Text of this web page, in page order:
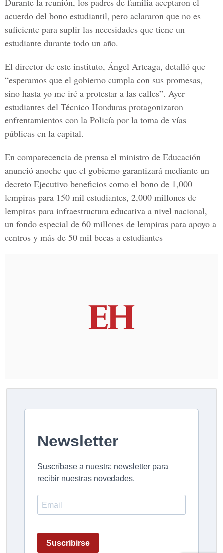
Durante la reunión, los padres de familia aceptaron el
acuerdo del bono estudiantil, pero aclararon que no es
suficiente para suplir las necesidades que tiene un
estudiante durante todo un año.
El director de este instituto, Ángel Arteaga, detalló que
“esperamos que el gobierno cumpla con sus promesas,
sino hasta yo me iré a protestar a las calles”. Ayer
estudiantes del Técnico Honduras protagonizaron
enfrentamientos con la Policía por la toma de vías
públicas en la capital.
En comparecencia de prensa el ministro de Educación
anunció anoche que el gobierno garantizará mediante un
decreto Ejecutivo beneficios como el bono de 1,000
lempiras para 150 mil estudiantes, 2,000 millones de
lempiras para infraestructura educativa a nivel nacional,
un fondo especial de 60 millones de lempiras para apoyo a
centros y más de 50 mil becas a estudiantes